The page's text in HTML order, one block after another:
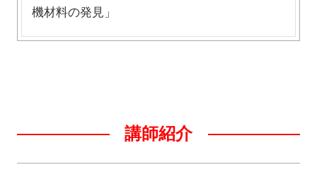
機材料の発見」
講師紹介